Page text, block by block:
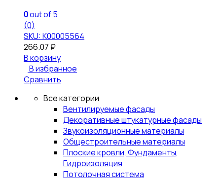
0out of 5
(0)
SKU: К00005564
266.07 ₽
В корзину
В избранное
Сравнить
Все категории
Вентилируемые фасады
Декоративные штукатурные фасады
Звукоизоляционные материалы
Общестроительные материалы
Плоские кровли, Фундаменты,
Гидроизоляция
Потолочная система